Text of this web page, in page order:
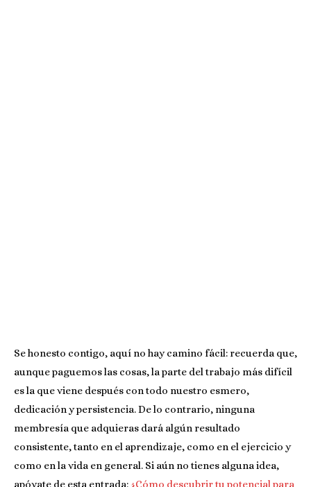
Se honesto contigo, aquí no hay camino fácil: recuerda que,
aunque paguemos las cosas, la parte del trabajo más difícil
es la que viene después con todo nuestro esmero,
dedicación y persistencia. De lo contrario, ninguna
membresía que adquieras dará algún resultado
consistente, tanto en el aprendizaje, como en el ejercicio y
como en la vida en general. Si aún no tienes alguna idea,
apóyate de esta entrada: ¿Cómo descubrir tu potencial para